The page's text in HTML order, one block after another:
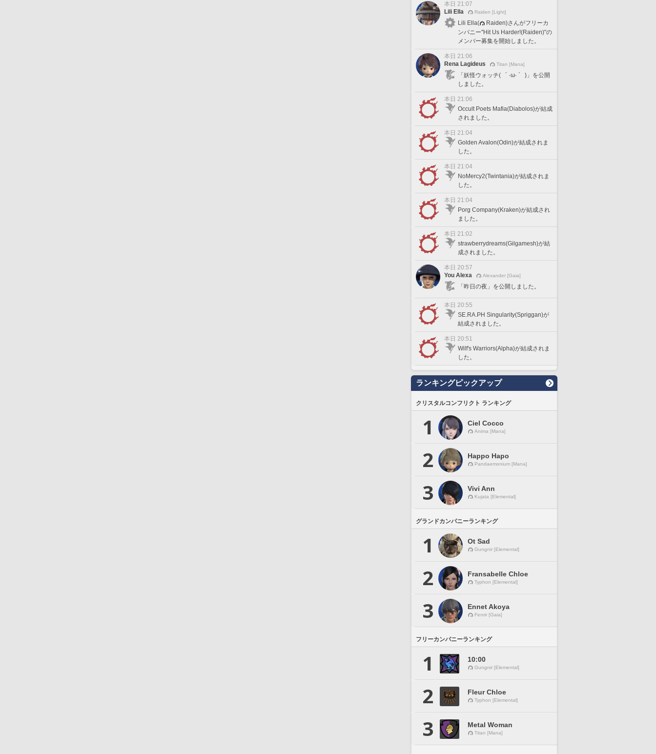
本日 21:07
Lili Ella
Raiden [Light]
Lili Ella(
Raiden)さんがフリーカ
ンパニー"Hit Us Harder!(Raiden)"の
メンバー募集を開始しました。
本日 21:06
Rena Lagideus
Titan [Mana]
「妖怪ウォッチ( ´ ·ω· ` )」を公開
しました。
本日 21:06
Occult Poets Mafia(Diabolos)が結成
されました。
本日 21:04
Golden Avalon(Odin)が結成されま
した。
本日 21:04
NoMercy2(Twintania)が結成されま
した。
本日 21:04
Porg Company(Kraken)が結成され
ました。
本日 21:02
strawberrydreams(Gilgamesh)が結
成されました。
本日 20:57
You Alexa
Alexander [Gaia]
「昨日の夜」を公開しました。
本日 20:55
SE.RA.PH Singularity(Spriggan)が
結成されました。
本日 20:51
Wilf's Warriors(Alpha)が結成されま
した。
ランキングピックアップ
クリスタルコンフリクト ランキング
1 Ciel Cocco
Anima [Mana]
2 Happo Hapo
Pandaemonium [Mana]
3 Vivi Ann
Kujata [Elemental]
グランドカンパニーランキング
1 Ot Sad
Gungnir [Elemental]
2 Fransabelle Chloe
Typhon [Elemental]
3 Ennet Akoya
Fenrir [Gaia]
フリーカンパニーランキング
1 10:00
Gungnir [Elemental]
2 Fleur Chloe
Typhon [Elemental]
3 Metal Woman
Titan [Mana]